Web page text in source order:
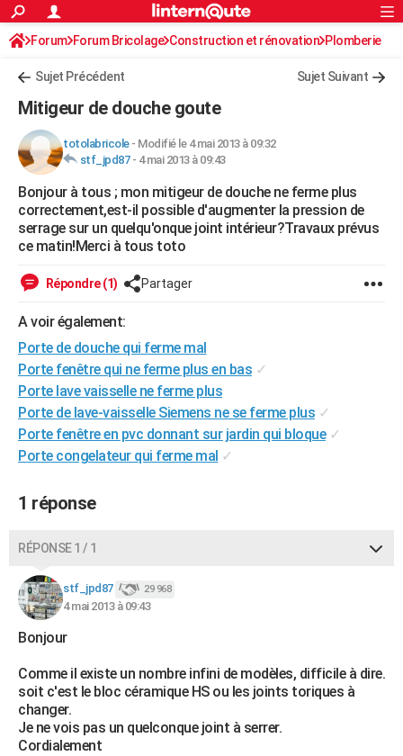
ACTUALITÉS
Politique
Société
Faits Divers
Education
Monde
Villes
+
FINANCE
Retraite
Impôts
Epargne
Immobilier
Risques naturels par ville
Banque
Assurance
Crédit
AUTO
Essais
Réserver un essai
Citadines
Berlines
SUV
Forum auto
+HIGH-TECH
Mobiles
Meilleur smartphone
Internet
Ordinateurs
Jeux vidéo
Guide high-tech
+BRICOLAGE
Forum
Aménagement intérieur
Extérieur
Cuisine
Salle de bains
Jardinage
Rangement
WEEK-END
LIFESTYLE
Art de vivre
Bien-être
Loisirs
Mode
Modes de vie
SANTE
Alimentation
Guide de la santé
Maladies
Médicaments
Sommeil
VOYAGE
Destinations
City break
Voyage nature
Voyage de noces
Forum
Climat
+PHOTO
GUIDES D'ACHAT
BONS PLANS
Dictionnaire
Biographies
Citations
Expressions
Proverbes
PROGRAMME TV
COPAINS D'AVANT
S'inscrire
Se connecter
Lycées
Collèges
Primaires
Universités
Entreprises
Service militaire
Avis de recherche
AVIS DE DÉCÈS
FORUM
Bricolage
Lifestyle
Culture
Sport
Auto
Television
Voyage
Cinema
Rechercher
S'inscrire
Connexion
Forum Forum Bricolage Construction et rénovation Plomberie
Sujet Précédent Sujet Suivant
Mitigeur de douche goute
totolabricole- Modifié le 4 mai 2013 à 09:32
stf_jpd87- 4 mai 2013 à 09:43
Bonjour à tous ; mon mitigeur de douche ne ferme plus
correctement,est-il possible d'augmenter la pression de
serrage sur un quelqu'onque joint intérieur?Travaux prévus
ce matin!Merci à tous toto
Répondre (1) Partager
A voir également:
Porte de douche qui ferme mal
Porte fenêtre qui ne ferme plus en bas ✓
Porte lave vaisselle ne ferme plus
Porte de lave-vaisselle Siemens ne se ferme plus ✓
Porte fenêtre en pvc donnant sur jardin qui bloque ✓
Porte congelateur qui ferme mal ✓
1 réponse
RÉPONSE 1 / 1
stf_jpd87 29 968
4 mai 2013 à 09:43
Bonjour
Comme il existe un nombre infini de modèles, difficile à dire.
soit c'est le bloc céramique HS ou les joints toriques à
changer.
Je ne vois pas un quelconque joint à serrer.
Cordialement